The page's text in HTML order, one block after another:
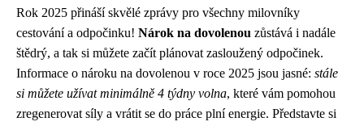
Rok 2025 přináší skvělé zprávy pro všechny milovníky
cestování a odpočinku! Nárok na dovolenou zůstává i nadále
štědrý, a tak si můžete začít plánovat zasloužený odpočinek.
Informace o nároku na dovolenou v roce 2025 jsou jasné: stále
si můžete užívat minimálně 4 týdny volna, které vám pomohou
zregenerovat síly a vrátit se do práce plní energie. Představte si